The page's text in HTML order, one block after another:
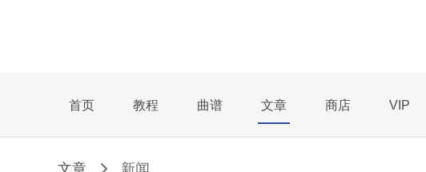
首页 教程 曲谱 文章 商店 VIP
文章 新闻